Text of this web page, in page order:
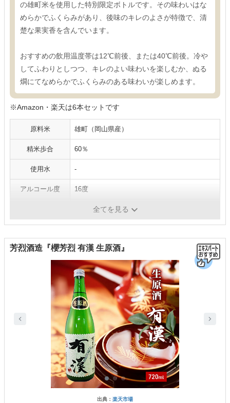
の雄町米を使用した特別限定ボトルです。その味わいはな
めらかでふくらみがあり、後味のキレのよさが特徴で、清
楚な果実香を含んでいます。
おすすめの飲用温度帯は12℃前後、または40℃前後。冷や
してふわりとしつつ、キレのよい味わいを楽しむか、ぬる
燗にてなめらかでふくらみのある味わいが楽しめます。
※Amazon・楽天は6本セットです
原料米 雄町（岡山県産）
精米歩合 60％
使用水 ‐
アルコール度 16度
720ml、1800ml
全てを見る
芳烈酒造『櫻芳烈 有漢 生原酒』
出典： 楽天市場